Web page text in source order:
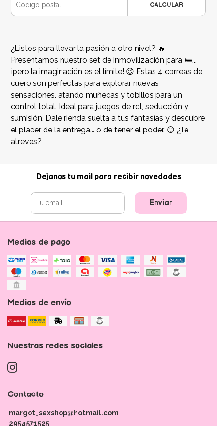
CALCULAR
​¿Listos para llevar la pasión a otro nivel? 🔥
Presentamos nuestro set de inmovilización para 🛏️...
¡pero la imaginación es el límite! 😉 Estas 4 correas de
cuero son perfectas para explorar nuevas
sensaciones, atando muñecas y tobillos para un
control total. Ideal para juegos de rol, seducción y
sumisión. Dale rienda suelta a tus fantasías y descubre
el placer de la entrega... o de tener el poder. 😏 ¿Te
atreves?
Dejanos tu mail para recibir novedades
Enviar
Medios de pago
Medios de envío
Nuestras redes sociales
Contacto
margot_sexshop@hotmail.com
2954571525